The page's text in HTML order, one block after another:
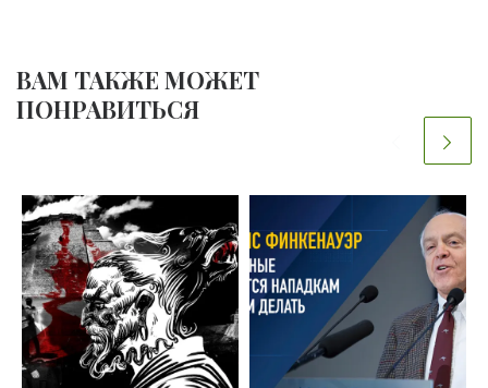
ВАМ ТАКЖЕ МОЖЕТ
ПОНРАВИТЬСЯ